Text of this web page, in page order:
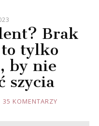
Brak
tylko
by nie
szycia
35 KOMENTARZY